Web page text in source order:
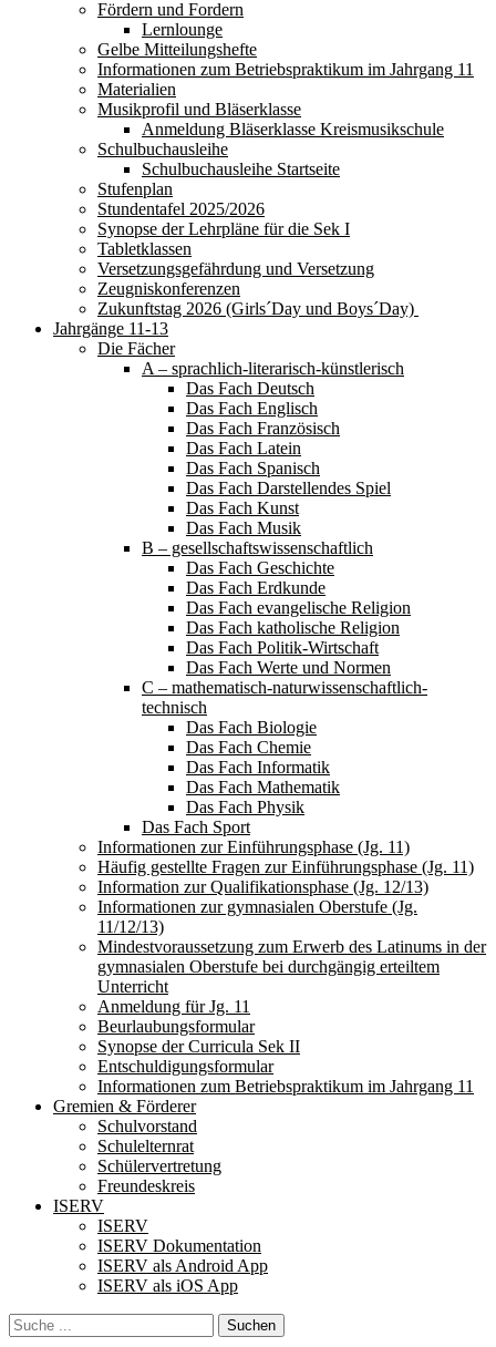
Fördern und Fordern
Lernlounge
Gelbe Mitteilungshefte
Informationen zum Betriebspraktikum im Jahrgang 11
Materialien
Musikprofil und Bläserklasse
Anmeldung Bläserklasse Kreismusikschule
Schulbuchausleihe
Schulbuchausleihe Startseite
Stufenplan
Stundentafel 2025/2026
Synopse der Lehrpläne für die Sek I
Tabletklassen
Versetzungsgefährdung und Versetzung
Zeugniskonferenzen
Zukunftstag 2026 (Girls´Day und Boys´Day)
Jahrgänge 11-13
Die Fächer
A – sprachlich-literarisch-künstlerisch
Das Fach Deutsch
Das Fach Englisch
Das Fach Französisch
Das Fach Latein
Das Fach Spanisch
Das Fach Darstellendes Spiel
Das Fach Kunst
Das Fach Musik
B – gesellschaftswissenschaftlich
Das Fach Geschichte
Das Fach Erdkunde
Das Fach evangelische Religion
Das Fach katholische Religion
Das Fach Politik-Wirtschaft
Das Fach Werte und Normen
C – mathematisch-naturwissenschaftlich-
technisch
Das Fach Biologie
Das Fach Chemie
Das Fach Informatik
Das Fach Mathematik
Das Fach Physik
Das Fach Sport
Informationen zur Einführungsphase (Jg. 11)
Häufig gestellte Fragen zur Einführungsphase (Jg. 11)
Information zur Qualifikationsphase (Jg. 12/13)
Informationen zur gymnasialen Oberstufe (Jg.
11/12/13)
Mindestvoraussetzung zum Erwerb des Latinums in der
gymnasialen Oberstufe bei durchgängig erteiltem
Unterricht
Anmeldung für Jg. 11
Beurlaubungsformular
Synopse der Curricula Sek II
Entschuldigungsformular
Informationen zum Betriebspraktikum im Jahrgang 11
Gremien & Förderer
Schulvorstand
Schulelternrat
Schülervertretung
Freundeskreis
ISERV
ISERV
ISERV Dokumentation
ISERV als Android App
ISERV als iOS App
Search
Suche
für: